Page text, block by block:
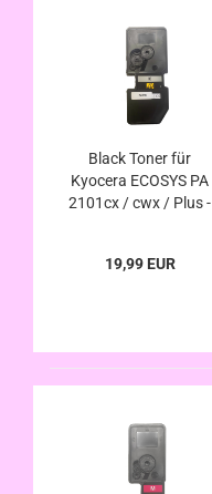
Black Toner für
Kyocera ECOSYS PA
2101cx / cwx / Plus -
19,99 EUR